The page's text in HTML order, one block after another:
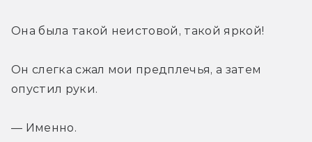
Она была такой неистовой, такой яркой!
Он слегка сжал мои предплечья, а затем
опустил руки.
— Именно.